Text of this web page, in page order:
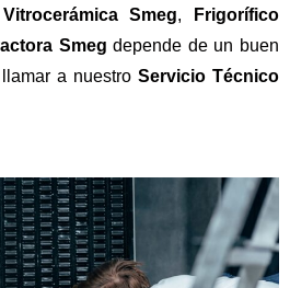
Vitrocerámica Smeg,
Frigorífico
Smeg depende de un buen
a nuestroServicio Técnico